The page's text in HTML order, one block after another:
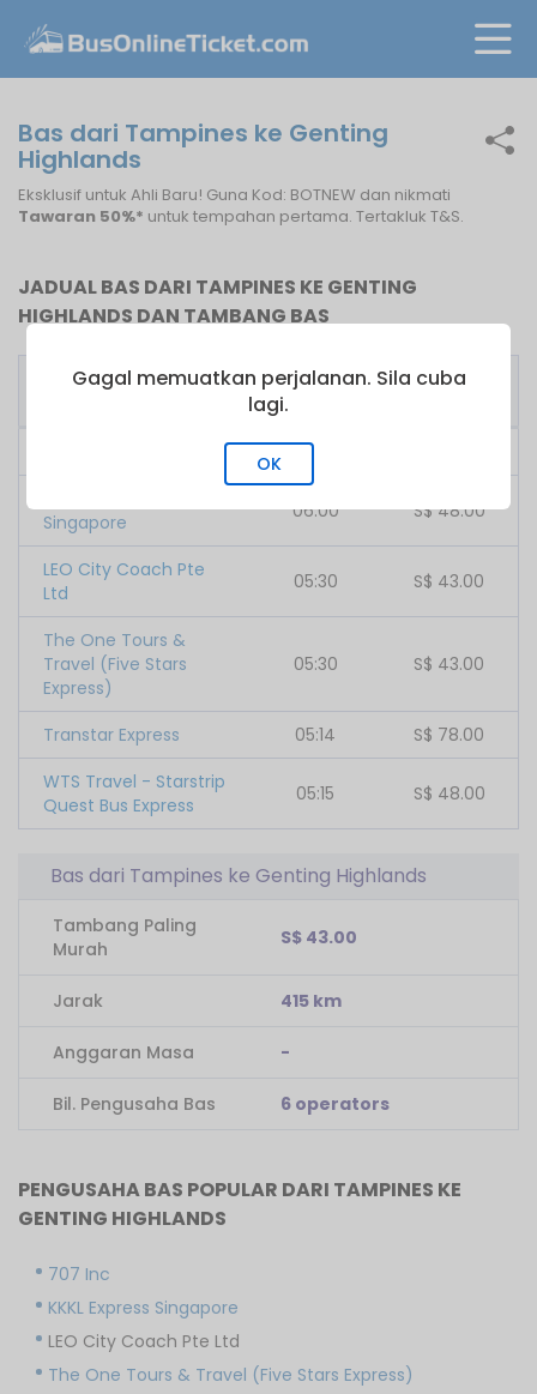
Bas dari Tampines ke Genting
Highlands
Eksklusif untuk Ahli Baru! Guna Kod: BOTNEW dan nikmati
Tawaran 50%* untuk tempahan pertama. Tertakluk T&S.
JADUAL BAS DARI TAMPINES KE GENTING
HIGHLANDS DAN TAMBANG BAS
Pengusaha Bas
Bas
Pertama
Tambang
06:00
Singapore
06:00 S$48.00
LEO City Coach Pte
Ltd
05:30 S$ 43.00
The One Tours &
Travel (Five Stars
Express)
05:30 S$ 43.00
Transtar Express 05:14 S$ 78.00
WTS Travel - Starstrip
Quest Bus Express
05:15 S$ 48.00
Bas dari Tampines ke Genting Highlands
Tambang Paling
Murah
S$ 43.00
Jarak 415 km
Anggaran Masa -
Bil. Pengusaha Bas 6 operators
PENGUSAHA BAS POPULAR DARI TAMPINES KE
GENTING HIGHLANDS
707 Inc
KKKL Express Singapore
LEO City Coach Pte Ltd
The One Tours & Travel (Five Stars Express)
Gagal memuatkan perjalanan. Sila cuba
lagi.
OK